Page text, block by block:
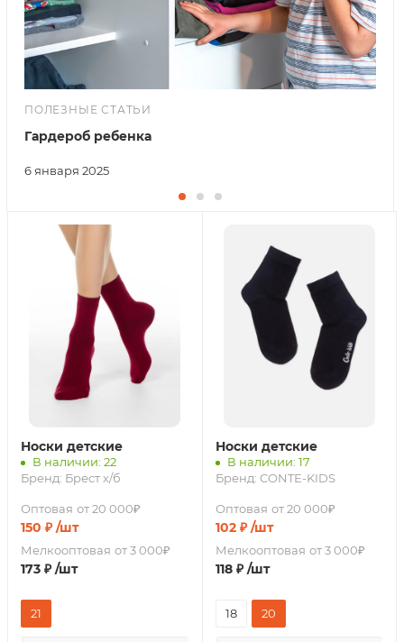
ПОЛЕЗНЫЕ СТАТЬИ
6 января 2025
Гардероб ребенка
Носки детские
В наличии: 22
Бренд: Брест х/б
Оптовая от 20 000₽
150 ₽ /шт
Мелкооптовая от 3 000₽
173 ₽ /шт
21
Носки детские
В наличии: 17
Бренд: CONTE-KIDS
Оптовая от 20 000₽
102₽ /шт
Мелкооптовая от 3 000₽
118₽ /шт
18 20